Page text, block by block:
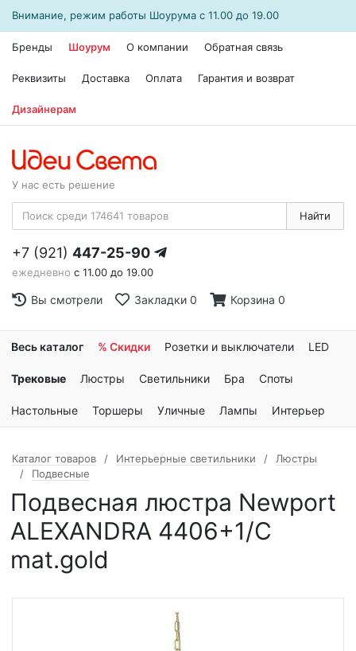
Внимание, режим работы Шоурума с 11.00 до 19.00
Бренды Шоурум О компании Обратная связь
Реквизиты Доставка Оплата Гарантия и возврат
Дизайнерам
У нас есть решение
Найти
+7 (921) 447-25-90
ежедневно с 11.00 до 19.00
Вы смотрели Закладки 0 Корзина 0
Весь каталог % Скидки Розетки и выключатели LED
Трековые Люстры Светильники Бра Споты
Настольные Торшеры Уличные Лампы Интерьер
Каталог товаров Интерьерные светильники
Люстры
Подвесные
Подвесная люстра Newport
ALEXANDRA 4406+1/C
mat.gold